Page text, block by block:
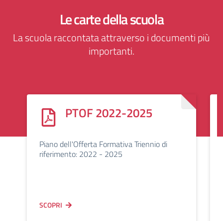
Le carte della scuola
La scuola raccontata attraverso i documenti più
importanti.
PTOF 2022-2025
Piano dell'Offerta Formativa Triennio di
riferimento: 2022 - 2025
SCOPRI